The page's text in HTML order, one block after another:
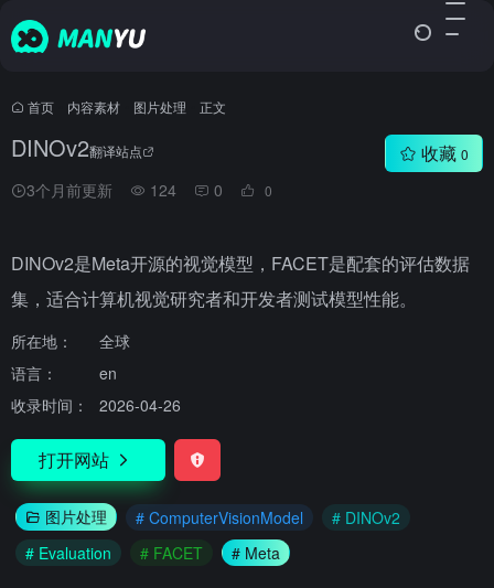
首页 内容素材 图片处理 正文
DINOv2翻译站点
3个月前更新 124 0 0
收藏 0
DINOv2是Meta开源的视觉模型，FACET是配套的评估数据
集，适合计算机视觉研究者和开发者测试模型性能。
所在地：
全球
语言：
en
收录时间：
2026-04-26
打开网站
图片处理 # ComputerVisionModel
# DINOv2
# Evaluation
# FACET # Meta